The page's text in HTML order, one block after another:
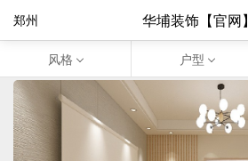
华埔装饰【官网】
郑州
风格 户型